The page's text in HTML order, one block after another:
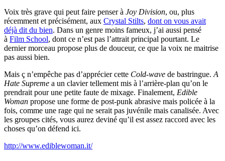
Voix très grave qui peut faire penser à Joy Division, ou, plus
récemment et précisément, aux Crystal Stilts, dont on vous avait
déjà dit du bien. Dans un genre moins fameux, j’ai aussi pensé
à Film School, dont ce n’est pas l’attrait principal pourtant. Le
dernier morceau propose plus de douceur, ce que la voix ne maitrise
pas aussi bien.
Mais ç n’empêche pas d’apprécier cette Cold-wave de bastringue. A
Hate Supreme a un clavier tellement mis à l’arrière-plan qu’on le
prendrait pour une petite faute de mixage. Finalement, Edible
Woman propose une forme de post-punk abrasive mais policée à la
fois, comme une rage qui ne serait pas juvénile mais canalisée. Avec
les groupes cités, vous aurez deviné qu’il est assez raccord avec les
choses qu’on défend ici.
http://www.ediblewoman.it/